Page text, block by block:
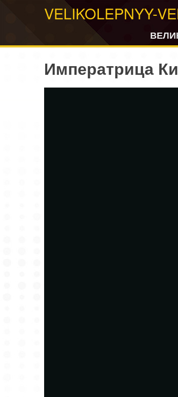
VELIKOLEPNYY-
Императрица